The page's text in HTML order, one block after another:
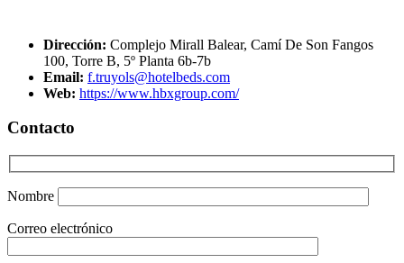
Dirección: Complejo Mirall Balear, Camí De Son Fangos
100, Torre B, 5º Planta 6b-7b
Email: f.truyols@hotelbeds.com
Web: https://www.hbxgroup.com/
Contacto
Nombre
Correo electrónico